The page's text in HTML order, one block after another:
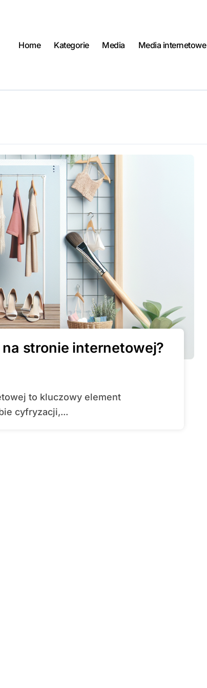
Home Kategorie Media Media internetowe
stronie internetowej?
cyfryzacji,...